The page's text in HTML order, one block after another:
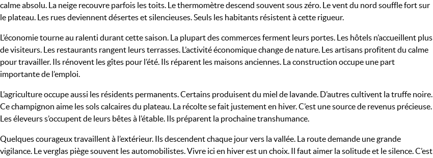
calme absolu. La neige recouvre parfois les toits. Le thermomètre descend souvent sous zéro. Le vent du nord souffle fort sur
le plateau. Les rues deviennent désertes et silencieuses. Seuls les habitants résistent à cette rigueur.
L’économie tourne au ralenti durant cette saison. La plupart des commerces ferment leurs portes. Les hôtels n’accueillent plus
de visiteurs. Les restaurants rangent leurs terrasses. L’activité économique change de nature. Les artisans profitent du calme
pour travailler. Ils rénovent les gîtes pour l’été. Ils réparent les maisons anciennes. La construction occupe une part
importante de l’emploi.
L’agriculture occupe aussi les résidents permanents. Certains produisent du miel de lavande. D’autres cultivent la truffe noire.
Ce champignon aime les sols calcaires du plateau. La récolte se fait justement en hiver. C’est une source de revenus précieuse.
Les éleveurs s’occupent de leurs bêtes à l’étable. Ils préparent la prochaine transhumance.
Quelques courageux travaillent à l’extérieur. Ils descendent chaque jour vers la vallée. La route demande une grande
vigilance. Le verglas piège souvent les automobilistes. Vivre ici en hiver est un choix. Il faut aimer la solitude et le silence. C’est